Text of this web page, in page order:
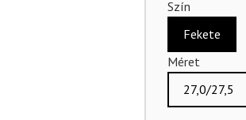
Szín
Fekete
Méret
27,0/27,5